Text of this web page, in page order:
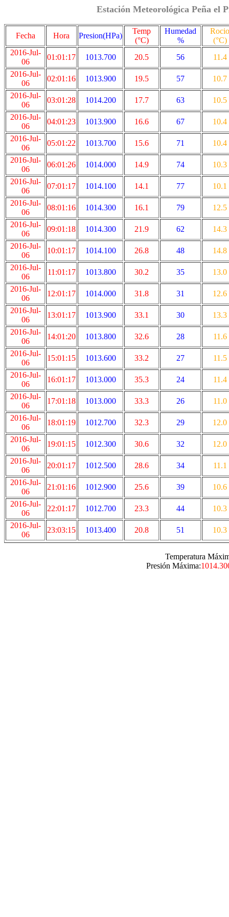
Estación Meteorológica Peña el
Fecha Hora Presion(HPa)
Temp
(°C)
Humedad
%
Rocio
(°C)
2016-Jul-
06
01:01:17 1013.700 20.5 56
11.4
2016-Jul-
06
02:01:16 1013.900 19.5 57
10.7
2016-Jul-
06
03:01:28 1014.200 17.7 63
10.5
2016-Jul-
06
04:01:23 1013.900 16.6 67
10.4
2016-Jul-
06
05:01:22 1013.700 15.6 71
10.4
2016-Jul-
06
06:01:26 1014.000 14.9 74
10.3
2016-Jul-
06
07:01:17 1014.100 14.1 77
10.1
2016-Jul-
06
08:01:16 1014.300 16.1 79
12.5
2016-Jul-
06
09:01:18 1014.300 21.9 62
14.3
2016-Jul-
06
10:01:17 1014.100 26.8 48
14.8
2016-Jul-
06
11:01:17 1013.800 30.2 35
13.0
2016-Jul-
06
12:01:17 1014.000 31.8 31
12.6
2016-Jul-
06
13:01:17 1013.900 33.1 30
13.3
2016-Jul-
06
14:01:20 1013.800 32.6 28
11.6
2016-Jul-
06
15:01:15 1013.600 33.2 27
11.5
2016-Jul-
06
16:01:17 1013.000 35.3 24
11.4
2016-Jul-
06
17:01:18 1013.000 33.3 26
11.0
2016-Jul-
06
18:01:19 1012.700 32.3 29
12.0
2016-Jul-
06
19:01:15 1012.300 30.6 32
12.0
2016-Jul-
06
20:01:17 1012.500 28.6 34
11.1
2016-Jul-
06
21:01:16 1012.900 25.6 39
10.6
2016-Jul-
06
22:01:17 1012.700 23.3 44
10.3
2016-Jul-
06
23:03:15 1013.400 20.8 51 10.3
Temperatura
Presión Máxima: